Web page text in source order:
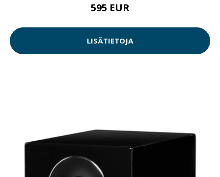
595 EUR
LISÄTIETOJA